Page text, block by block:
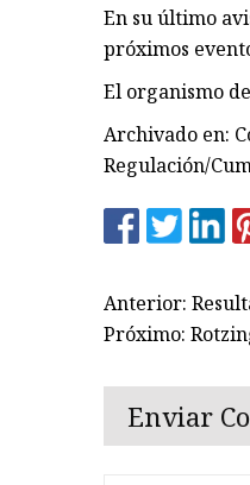
En su último
próximos
El organismo
Archivado en:
Regulación/
Anterior:
Próximo:
Enviar